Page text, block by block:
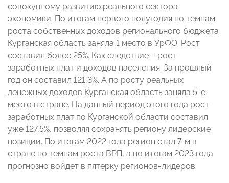
совокупному развитию реального сектора
экономики. По итогам первого полугодия по темпам
роста собственных доходов регионального бюджета
Курганская область заняла 1 место в УрФО. Рост
составил более 25%. Как следствие – рост
заработных плат и доходов населения. За прошлый
год он составил 121,3%. А по росту реальных
денежных доходов Курганская область заняла 5-е
место в стране. На данный период этого года рост
заработных плат по Курганской области составил
уже 127,5%, позволяя сохранять региону лидерские
позиции. По итогам 2022 года регион стал 7-м в
стране по темпам роста ВРП, а по итогам 2023 года
прогнозно войдет в пятерку регионов-лидеров.